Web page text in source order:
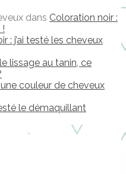
dans Coloration noir :
: j’ai testé les cheveux
lissage au tanin, ce
couleur de cheveux
le démaquillant